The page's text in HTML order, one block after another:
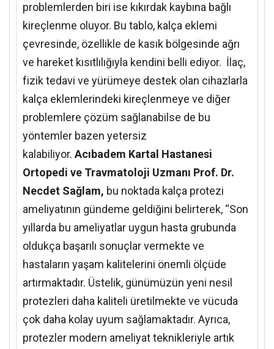
problemlerden biri ise kıkırdak kaybına bağlı
kireçlenme oluyor. Bu tablo, kalça eklemi
çevresinde, özellikle de kasık bölgesinde ağrı
ve hareket kısıtlılığıyla kendini belli ediyor. İlaç,
fizik tedavi ve yürümeye destek olan cihazlarla
kalça eklemlerindeki kireçlenmeye ve diğer
problemlere çözüm sağlanabilse de bu
yöntemler bazen yetersiz
kalabiliyor. Acıbadem Kartal Hastanesi
Ortopedi ve Travmatoloji Uzmanı Prof. Dr.
Necdet Sağlam, bu noktada kalça protezi
ameliyatının gündeme geldiğini belirterek, “Son
yıllarda bu ameliyatlar uygun hasta grubunda
oldukça başarılı sonuçlar vermekte ve
hastaların yaşam kalitelerini önemli ölçüde
artırmaktadır. Üstelik, günümüzün yeni nesil
protezleri daha kaliteli üretilmekte ve vücuda
çok daha kolay uyum sağlamaktadır. Ayrıca,
protezler modern ameliyat teknikleriyle artık